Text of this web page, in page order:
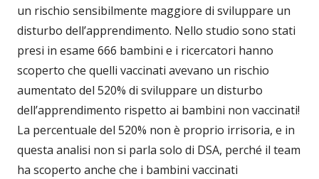
un rischio sensibilmente maggiore di sviluppare un
disturbo dell’apprendimento. Nello studio sono stati
presi in esame 666 bambini e i ricercatori hanno
scoperto che quelli vaccinati avevano un rischio
aumentato del 520% di sviluppare un disturbo
dell’apprendimento rispetto ai bambini non vaccinati!
La percentuale del 520% non è proprio irrisoria, e in
questa analisi non si parla solo di DSA, perché il team
ha scoperto anche che i bambini vaccinati